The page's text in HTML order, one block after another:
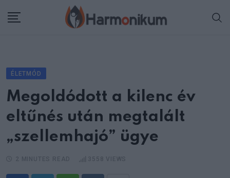
ÉLETMÓD
Megoldódott a kilenc év
eltűnés után megtalált
„szellemhajó” ügye